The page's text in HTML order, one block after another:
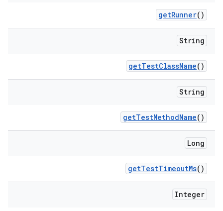
getRunner()
String
getTestClassName()
String
getTestMethodName()
Long
getTestTimeoutMs()
Integer